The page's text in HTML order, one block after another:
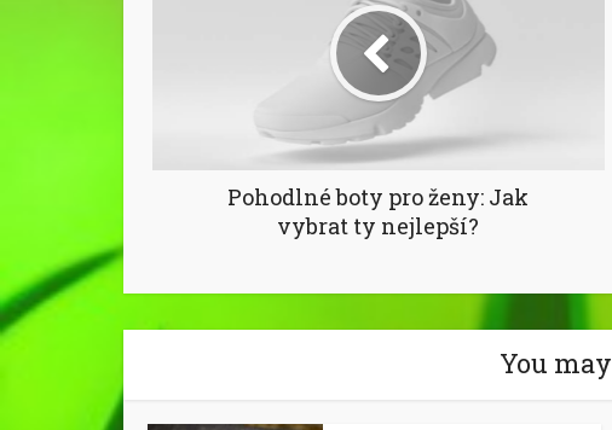
Pohodlné boty pro ženy: Jak
vybrat ty nejlepší?
You